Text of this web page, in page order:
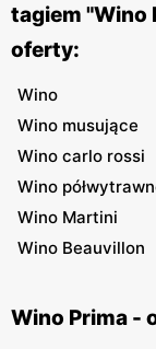
tagiem "Wino
oferty:
Wino
Wino musujące
Wino carlo rossi
Wino
Wino Martini
Wino Beauvillon
Wino Prima -